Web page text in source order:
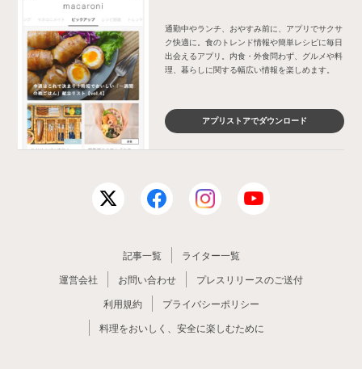
通勤中やランチ、おやすみ前に、アプリでサクサ
ク快適に。食のトレンド情報や簡単レシピに毎日
出会えるアプリ。内食・外食問わず、グルメや料
理、暮らしに関する幅広い情報を楽しめます。
アプリストアでダウンロード
記事一覧
ライター一覧
運営会社
お問い合わせ
プレスリリースのご送付
利用規約
プライバシーポリシー
料理をおいしく、安全に楽しむために